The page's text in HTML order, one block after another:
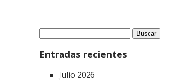
Buscar:
Entradas recientes
Julio 2026